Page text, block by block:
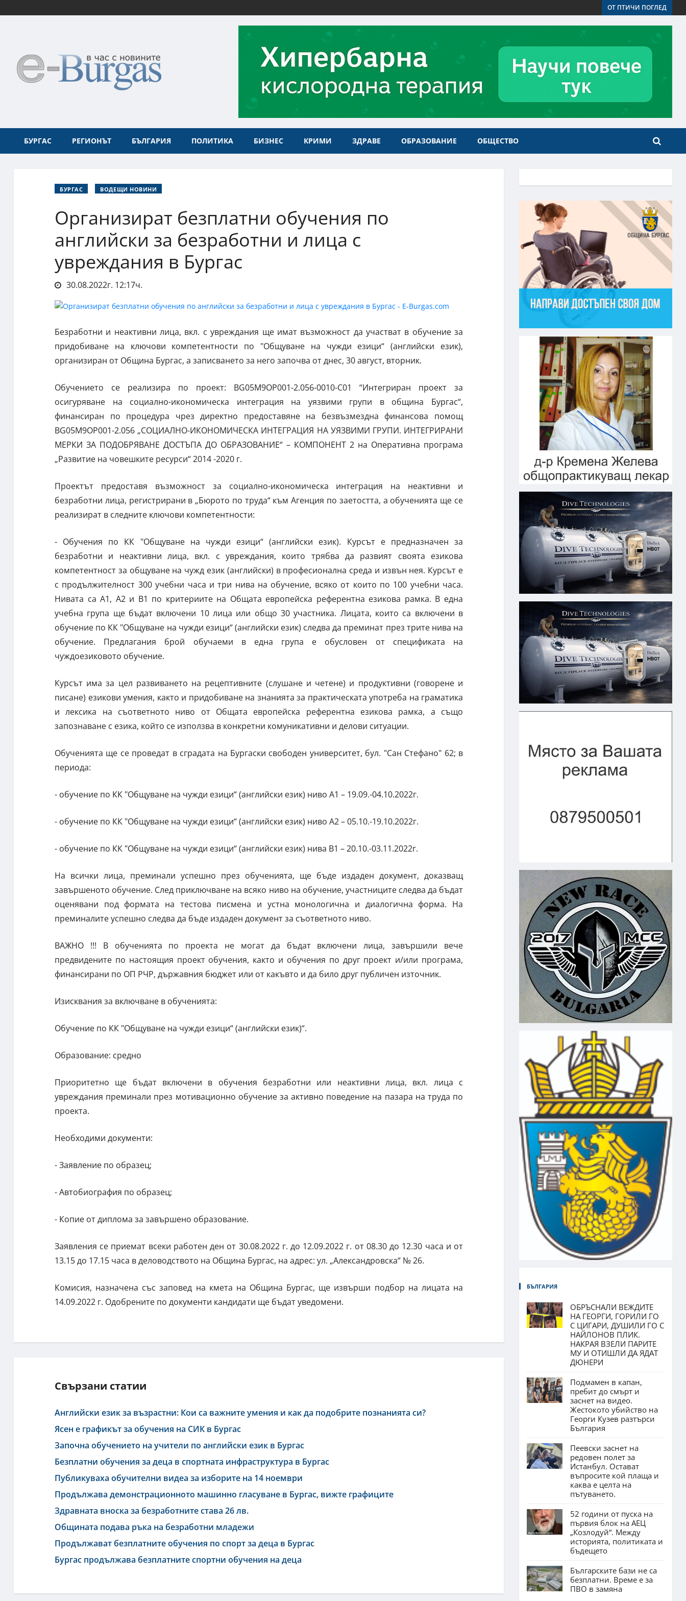
ОТ ПТИЧИ ПОГЛЕД
БУРГАС РЕГИОНЪТ БЪЛГАРИЯ ПОЛИТИКА БИЗНЕС КРИМИ ЗДРАВЕ ОБРАЗОВАНИЕ ОБЩЕСТВО
БУРГАС ВОДЕЩИ НОВИНИ
Организират безплатни обучения по
английски за безработни и лица с
увреждания в Бургас
30.08.2022г. 12:17ч.
Безработни и неактивни лица, вкл. с увреждания ще имат възможност да участват в обучение за
придобиване на ключови компетентности по "Общуване на чужди езици“ (английски език),
организиран от Община Бургас, а записването за него започва от днес, 30 август, вторник.
Обучението се реализира по проект: BG05M9OP001-2.056-0010-C01 “Интегриран проект за
осигуряване на социално-икономическа интеграция на уязвими групи в община Бургас“,
финансиран по процедура чрез директно предоставяне на безвъзмездна финансова помощ
BG05M9OP001-2.056 „СОЦИАЛНО-ИКОНОМИЧЕСКА ИНТЕГРАЦИЯ НА УЯЗВИМИ ГРУПИ. ИНТЕГРИРАНИ
МЕРКИ ЗА ПОДОБРЯВАНЕ ДОСТЪПА ДО ОБРАЗОВАНИЕ“ – КОМПОНЕНТ 2 на Оперативна програма
„Развитие на човешките ресурси“ 2014 -2020 г.
Проектът предоставя възможност за социално-икономическа интеграция на неактивни и
безработни лица, регистрирани в „Бюрото по труда“ към Агенция по заетостта, а обученията ще се
реализират в следните ключови компетентности:
- Обучения по КК "Общуване на чужди езици“ (английски език). Курсът е предназначен за
безработни и неактивни лица, вкл. с увреждания, които трябва да развият своята езикова
компетентност за общуване на чужд език (английски) в професионална среда и извън нея. Курсът е
с продължителност 300 учебни часа и три нива на обучение, всяко от които по 100 учебни часа.
Нивата са А1, А2 и В1 по критериите на Общата европейска референтна езикова рамка. В една
учебна група ще бъдат включени 10 лица или общо 30 участника. Лицата, които са включени в
обучение по КК "Общуване на чужди езици“ (английски език) следва да преминат през трите нива на
обучение. Предлагания брой обучаеми в една група е обусловен от спецификата на
чуждоезиковото обучение.
Курсът има за цел развиването на рецептивните (слушане и четене) и продуктивни (говорене и
писане) езикови умения, както и придобиване на знанията за практическата употреба на граматика
и лексика на съответното ниво от Общата европейска референтна езикова рамка, а също
запознаване с езика, който се използва в конкретни комуникативни и делови ситуации.
Обученията ще се проведат в сградата на Бургаски свободен университет, бул. "Сан Стефано" 62; в
периода:
- обучение по КК "Общуване на чужди езици“ (английски език) ниво А1 – 19.09.-04.10.2022г.
- обучение по КК "Общуване на чужди езици“ (английски език) ниво А2 – 05.10.-19.10.2022г.
- обучение по КК "Общуване на чужди езици“ (английски език) нива В1 – 20.10.-03.11.2022г.
На всички лица, преминали успешно през обученията, ще бъде издаден документ, доказващ
завършеното обучение. След приключване на всяко ниво на обучение, участниците следва да бъдат
оценявани под формата на тестова писмена и устна монологична и диалогична форма. На
преминалите успешно следва да бъде издаден документ за съответното ниво.
ВАЖНО !!! В обученията по проекта не могат да бъдат включени лица, завършили вече
предвидените по настоящия проект обучения, както и обучения по друг проект и/или програма,
финансирани по ОП РЧР, държавния бюджет или от какъвто и да било друг публичен източник.
Изисквания за включване в обученията:
Обучение по КК "Общуване на чужди езици“ (английски език)“.
Образование: средно
Приоритетно ще бъдат включени в обучения безработни или неактивни лица, вкл. лица с
увреждания преминали през мотивационно обучение за активно поведение на пазара на труда по
проекта.
Необходими документи:
- Заявление по образец;
- Автобиография по образец;
- Копие от диплома за завършено образование.
Заявления се приемат всеки работен ден от 30.08.2022 г. до 12.09.2022 г. от 08.30 до 12.30 часа и от
13.15 до 17.15 часа в деловодството на Община Бургас, на адрес: ул. „Александровска“ № 26.
Комисия, назначена със заповед на кмета на Община Бургас, ще извърши подбор на лицата на
14.09.2022 г. Одобрените по документи кандидати ще бъдат уведомени.
Свързани статии
Английски език за възрастни: Кои са важните умения и как да подобрите познанията си?
Ясен е графикът за обучения на СИК в Бургас
Започна обучението на учители по английски език в Бургас
Безплатни обучения за деца в спортната инфраструктура в Бургас
Публикуваха обучителни видеа за изборите на 14 ноември
Продължава демонстрационното машинно гласуване в Бургас, вижте графиците
Здравната вноска за безработните става 26 лв.
Общината подава ръка на безработни младежи
Продължават безплатните обучения по спорт за деца в Бургас
Бургас продължава безплатните спортни обучения на деца
БЪЛГАРИЯ
ОБРЪСНАЛИ ВЕЖДИТЕ
НА ГЕОРГИ, ГОРИЛИ ГО
С ЦИГАРИ, ДУШИЛИ ГО С
НАЙЛОНОВ ПЛИК.
НАКРАЯ ВЗЕЛИ ПАРИТЕ
МУ И ОТИШЛИ ДА ЯДАТ
ДЮНЕРИ
Подмамен в капан,
пребит до смърт и
заснет на видео.
Жестокото убийство на
Георги Кузев разтърси
България
Пеевски заснет на
редовен полет за
Истанбул. Остават
въпросите кой плаща и
каква е целта на
пътуването.
52 години от пуска на
първия блок на АЕЦ
„Козлодуй“. Между
историята, политиката и
бъдещето
Българските бази не са
безплатни. Време е за
ПВО в замяна